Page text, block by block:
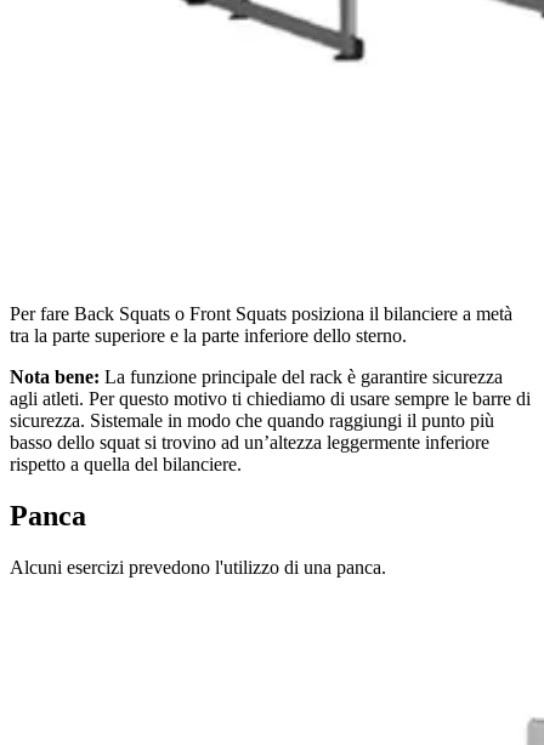
Per fare Back Squats o Front Squats posiziona il bilanciere a metà
tra la parte superiore e la parte inferiore dello sterno.
Nota bene: La funzione principale del rack è garantire sicurezza
agli atleti. Per questo motivo ti chiediamo di usare sempre le barre di
sicurezza. Sistemale in modo che quando raggiungi il punto più
basso dello squat si trovino ad un’altezza leggermente inferiore
rispetto a quella del bilanciere.
Panca
Alcuni esercizi prevedono l'utilizzo di una panca.